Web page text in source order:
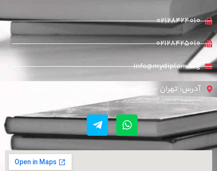
02128424010
02128425010
info@mydiplom.org
آدرس: تهران - دریاچه خلیج فارس - برج تجارت لکسون